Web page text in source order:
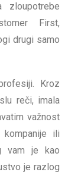
First,
drugi samo
Kroz
reči, imala
važnost
ili
vam je kao
je razlog